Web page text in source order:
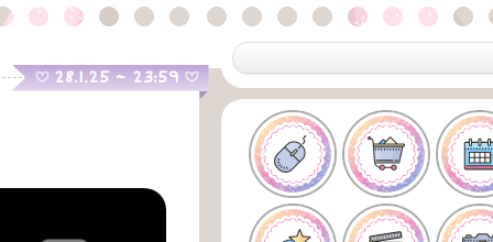
B 28.1.25 ~ 23:59 B